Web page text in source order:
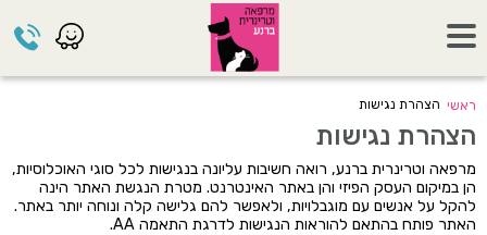
ראשי הצהרת נגישות
הצהרת נגישות
מרפאה וטרינרית ברנע, רואה חשיבות עליונה בנגישות לכל סוגי האוכלוסיות,
הן במיקום העסק הפיזי והן באתר האינטרנט. מטרת הנגשת האתר הינה
להקל על אנשים עם מוגבלויות, ולאפשר להם גלישה קלה ונוחה יותר באתר.
האתר פותח בהתאם להוראות הנגישות לדרגת התאמה AA.